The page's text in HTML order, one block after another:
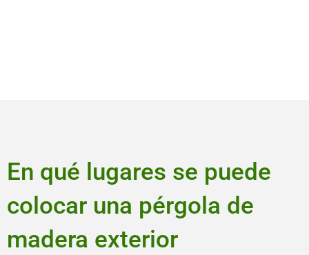
En qué lugares se puede
colocar una pérgola de
madera exterior